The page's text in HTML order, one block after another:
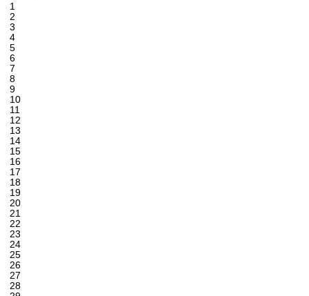
1
2
3
4
5
6
7
8
9
10
11
12
13
14
15
16
17
18
19
20
21
22
23
24
25
26
27
28